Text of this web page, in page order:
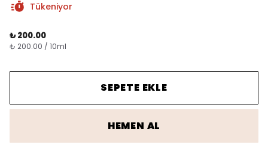
Tükeniyor
₺ 200.00
₺ 200.00 / 10ml
SEPETE EKLE
HEMEN AL